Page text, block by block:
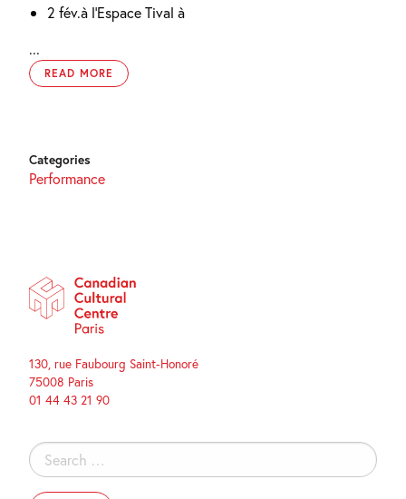
2 fév.à l’Espace Tival à
...
READ MORE
Categories
Performance
130, rue Faubourg Saint-Honoré
75008 Paris
01 44 43 21 90
Search
for: